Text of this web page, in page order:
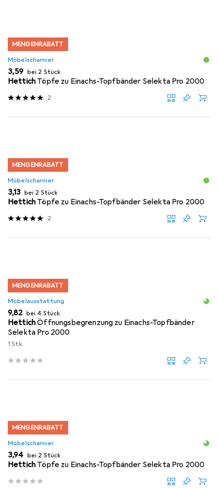
MENGENRABATT
Möbelscharnier
EUR
3,59 bei 2 Stück
Hettich Töpfe zu Einachs-Topfbänder Selekta Pro 2000
2
MENGENRABATT
Möbelscharnier
EUR
3,13 bei 2 Stück
Hettich Töpfe zu Einachs-Topfbänder Selekta Pro 2000
2
MENGENRABATT
Möbelausstattung
EUR
9,82 bei 4 Stück
HettichÖffnungsbegrenzung zu Einachs-Topfbänder
Selekta Pro 2000
1 Stk.
MENGENRABATT
Möbelscharnier
EUR
3,94 bei 2 Stück
Hettich Töpfe zu Einachs-Topfbänder Selekta Pro 2000